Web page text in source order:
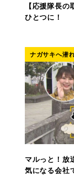
【応援隊長
ひとつに！
ナガサキへ潜れ
マルっと！
気になる会社